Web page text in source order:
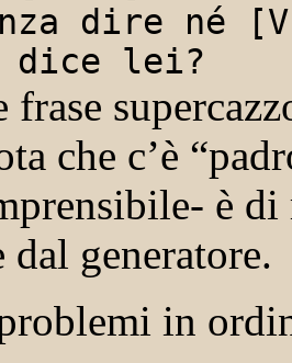
dire né
dice lei?
frase
che c’è
è
dal generatore.
in